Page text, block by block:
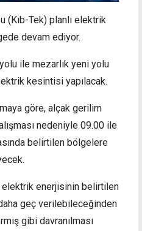
(Kıb-Tek) planlı elektrik
devam ediyor.
ile mezarlık yeni yolu
kesintisi yapılacak.
göre, alçak gerilim
nedeniyle 09.00 ile
belirtilen bölgelere
elektrik enerjisinin belirtilen
geç verilebileceğinden
gibi davranılması